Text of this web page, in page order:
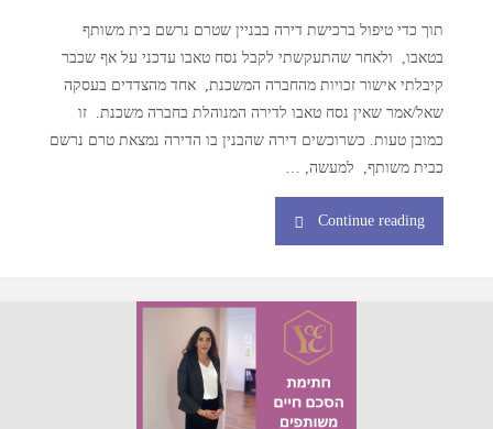
תוך כדי טיפול ברכישת דירה בבניין שטרם נרשם בית משותף
בטאבו, ולאחר שהתעקשתי לקבל נסח טאבו עדכני על אף שכבר
קיבלתי אישור זכויות מהחברה המשכנת, אחד מהצדדים בעסקה
שאל/אמר שאין נסח טאבו לדירה המנוהלת בחברה משכנת. זו
כמובן טעות. כשרוכשים דירה שהבנין בו הדירה נמצאת טרם נרשם
כבית משותף, למעשה, …
Continue reading